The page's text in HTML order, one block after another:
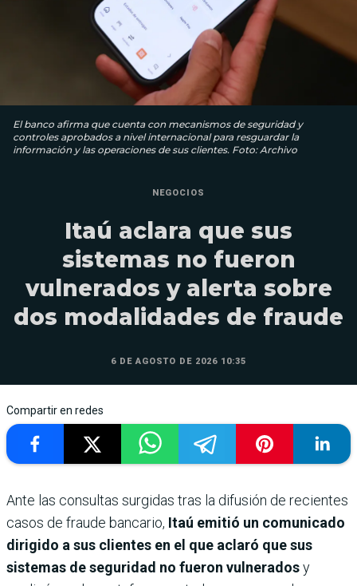
El banco afirma que cuenta con mecanismos de seguridad y
controles aprobados a nivel internacional para resguardar la
información y las operaciones de sus clientes. Foto: Archivo
NEGOCIOS
Itaú aclara que sus
sistemas no fueron
vulnerados y alerta sobre
dos modalidades de fraude
6 DE AGOSTO DE 2026 10:35
Compartir en redes
Ante las consultas surgidas tras la difusión de recientes
casos de fraude bancario, Itaú emitió un comunicado
dirigido a sus clientes en el que aclaró que sus
sistemas de seguridad no fueron vulneradosy